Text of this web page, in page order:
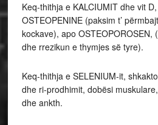
Keq-thithja e KALCIUMIT dhe vit
OSTEOPENINE (paksim t’
kockave), apo OSTEOPOROSEN,
dhe rrezikun e thymjes së tyre).
Keq-thithja e SELENIUM-it,
dhe ri-prodhimit, dobësi
dhe ankth.